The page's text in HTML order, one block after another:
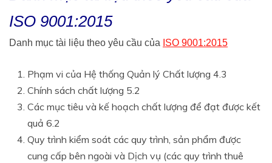
ISO 9001:2015
Danh mục tài liệu theo yêu cầu của ISO 9001:2015
Phạm vi của Hệ thống Quản lý Chất lượng 4.3
Chính sách chất lượng 5.2
Các mục tiêu và kế hoạch chất lượng để đạt được kết
quả 6.2
Quy trình kiểm soát các quy trình, sản phẩm được
cung cấp bên ngoài và Dịch vụ (các quy trình thuê